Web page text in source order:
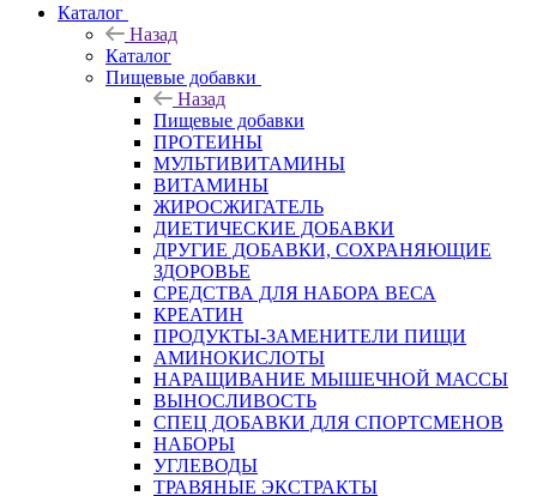
Каталог
Назад
Каталог
Пищевые добавки
Назад
Пищевые добавки
ПРОТЕИНЫ
МУЛЬТИВИТАМИНЫ
ВИТАМИНЫ
ЖИРОСЖИГАТЕЛЬ
ДИЕТИЧЕСКИЕ ДОБАВКИ
ДРУГИЕ ДОБАВКИ, СОХРАНЯЮЩИЕ
ЗДОРОВЬЕ
СРЕДСТВА ДЛЯ НАБОРА ВЕСА
КРЕАТИН
ПРОДУКТЫ-ЗАМЕНИТЕЛИ ПИЩИ
АМИНОКИСЛОТЫ
НАРАЩИВАНИЕ МЫШЕЧНОЙ МАССЫ
ВЫНОСЛИВОСТЬ
СПЕЦ ДОБАВКИ ДЛЯ СПОРТСМЕНОВ
НАБОРЫ
УГЛЕВОДЫ
ТРАВЯНЫЕ ЭКСТРАКТЫ